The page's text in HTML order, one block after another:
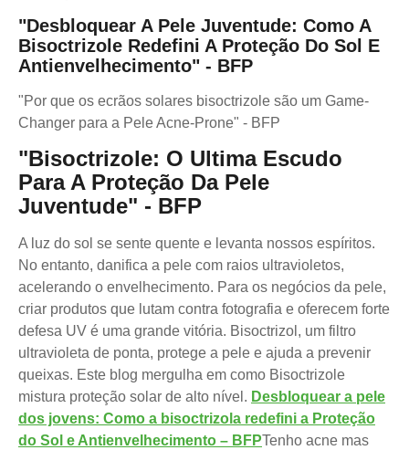
"Desbloquear A Pele Juventude: Como A
Bisoctrizole Redefini A Proteção Do Sol E
Antienvelhecimento" - BFP
"Por que os ecrãos solares bisoctrizole são um Game-
Changer para a Pele Acne-Prone" - BFP
"Bisoctrizole: O Ultima Escudo
Para A Proteção Da Pele
Juventude" - BFP
A luz do sol se sente quente e levanta nossos espíritos.
No entanto, danifica a pele com raios ultravioletos,
acelerando o envelhecimento. Para os negócios da pele,
criar produtos que lutam contra fotografia e oferecem forte
defesa UV é uma grande vitória. Bisoctrizol, um filtro
ultravioleta de ponta, protege a pele e ajuda a prevenir
queixas. Este blog mergulha em como Bisoctrizole
mistura proteção solar de alto nível. Desbloquear a pele
dos jovens: Como a bisoctrizola redefini a Proteção
do Sol e Antienvelhecimento – BFPTenho acne mas